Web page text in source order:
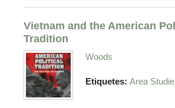
Vietnam and the American
Tradition
Woods
Etiquetes:Area